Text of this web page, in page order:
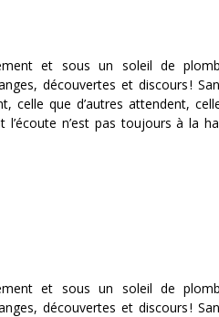
et sous un soleil de
découvertes et discours !
celle que d’autres attendent,
n’est pas toujours à la
et sous un soleil de
découvertes et discours !